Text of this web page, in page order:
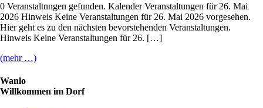
0 Veranstaltungen gefunden. Kalender Veranstaltungen für 26. Mai
2026 Hinweis Keine Veranstaltungen für 26. Mai 2026 vorgesehen.
Hier geht es zu den nächsten bevorstehenden Veranstaltungen.
Hinweis Keine Veranstaltungen für 26. […]
(mehr …)
Wanlo
Willkommen im Dorf